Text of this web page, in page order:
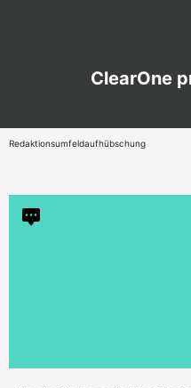
ClearOne
Redaktionsumfeldaufhübschung